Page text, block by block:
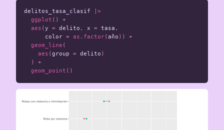
delitos_tasa_clasif
|>
ggplot ()
+
aes (y = delito , x = tasa ,
color = as.factor(año ))
+
geom_line (
aes (group = delito )
)
+
geom_point ()